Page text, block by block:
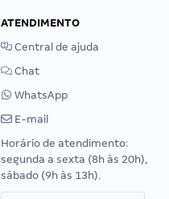
ATENDIMENTO
Central de ajuda
Chat
WhatsApp
E-mail
Horário de atendimento:
segunda a sexta (8h às 20h),
sábado (9h às 13h).